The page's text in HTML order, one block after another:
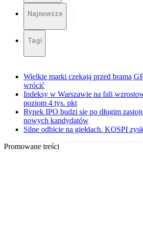
Najnowsze
Tagi
Wielkie marki czekają przed bramą
wrócić
Indeksy w Warszawie na fali
poziom 4 tys. pkt
Rynek IPO budzi się po długim
nowych kandydatów
Silne odbicie na giełdach. KOSPI
Promowane treści